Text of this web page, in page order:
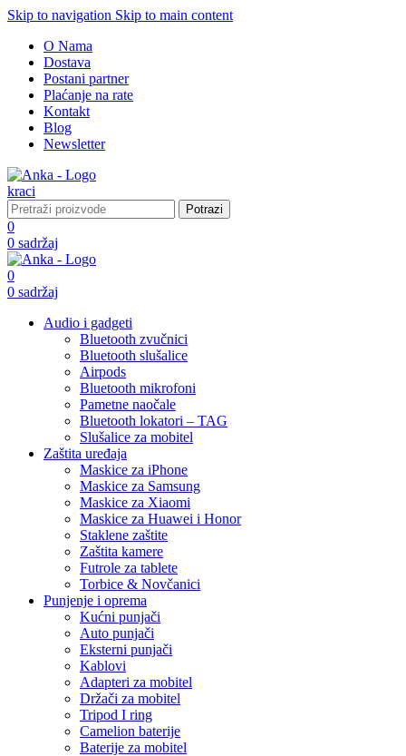
Skip to navigation Skip to main content
O Nama
Dostava
Postani partner
Plaćanje na rate
Kontakt
Blog
Newsletter
Potrazi
0
0 sadržaj
0
0 sadržaj
Audio i gadgeti
Bluetooth zvučnici
Bluetooth slušalice
Airpods
Bluetooth mikrofoni
Pametne naočale
Bluetooth lokatori – TAG
Slušalice za mobitel
Zaštita uređaja
Maskice za iPhone
Maskice za Samsung
Maskice za Xiaomi
Maskice za Huawei i Honor
Staklene zaštite
Zaštita kamere
Futrole za tablete
Torbice & Novčanici
Punjenje i oprema
Kućni punjači
Auto punjači
Eksterni punjači
Kablovi
Adapteri za mobitel
Držači za mobitel
Tripod I ring
Camelion baterije
Baterije za mobitel